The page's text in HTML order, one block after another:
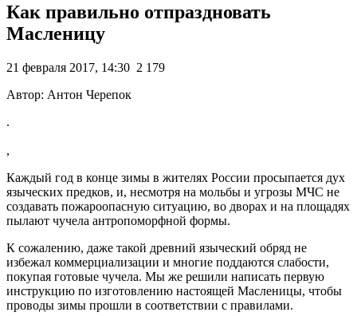
Как правильно отпраздновать
Масленицу
21 февраля 2017, 14:30 2 179
Автор: Антон Черепок
.
,
Каждый год в конце зимы в жителях России просыпается дух
языческих предков, и, несмотря на мольбы и угрозы МЧС не
создавать пожароопасную ситуацию, во дворах и на площадях
пылают чучела антропоморфной формы.
К сожалению, даже такой древний языческий обряд не
избежал коммерциализации и многие поддаются слабости,
покупая готовые чучела. Мы же решили написать первую
инструкцию по изготовлению настоящей Масленицы, чтобы
проводы зимы прошли в соответствии с правилами.